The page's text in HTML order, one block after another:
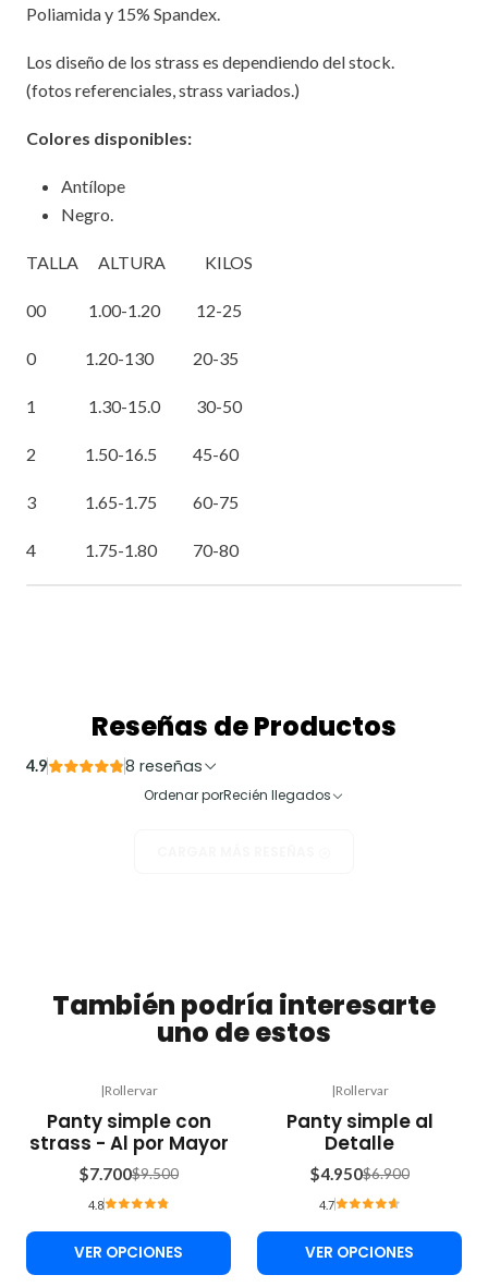
Poliamida y 15% Spandex.
Los diseño de los strass es dependiendo del stock.
(fotos referenciales, strass variados.)
Colores disponibles:
Antílope
Negro.
TALLA ALTURA KILOS
00 1.00-1.20 12-25
0 1.20-130 20-35
1 1.30-15.0 30-50
2 1.50-16.5 45-60
3 1.65-1.75 60-75
4 1.75-1.80 70-80
Reseñas de Productos
4.9 8 reseñas
Ordenar porRecién llegados
También podría interesarte
uno de estos
-19%
OFF
|Rollervar
Panty simple con
strass - Al por Mayor
$7.700$9.500
4.8
VER OPCIONES
-28%
OFF
|Rollervar
Panty simple al
Detalle
$4.950$6.900
4.7
VER OPCIONES